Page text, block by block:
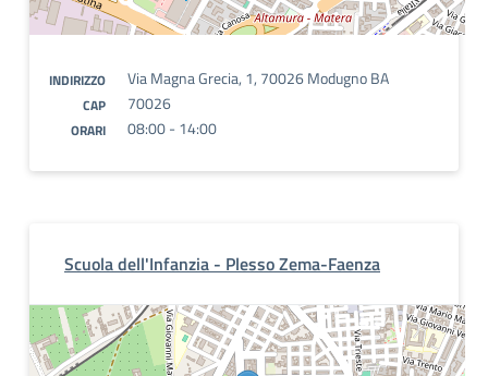
INDIRIZZO Via Magna Grecia, 1, 70026 Modugno BA
CAP 70026
ORARI 08:00 - 14:00
Scuola dell'Infanzia - Plesso Zema-Faenza